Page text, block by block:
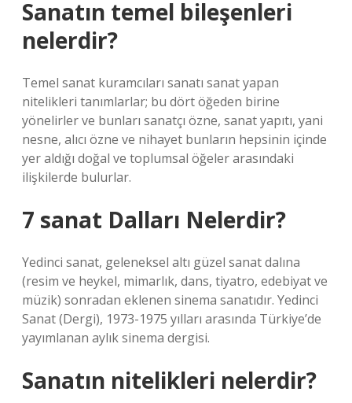
Sanatın temel bileşenleri
nelerdir?
Temel sanat kuramcıları sanatı sanat yapan
nitelikleri tanımlarlar; bu dört öğeden birine
yönelirler ve bunları sanatçı özne, sanat yapıtı, yani
nesne, alıcı özne ve nihayet bunların hepsinin içinde
yer aldığı doğal ve toplumsal öğeler arasındaki
ilişkilerde bulurlar.
7 sanat Dalları Nelerdir?
Yedinci sanat, geleneksel altı güzel sanat dalına
(resim ve heykel, mimarlık, dans, tiyatro, edebiyat ve
müzik) sonradan eklenen sinema sanatıdır. Yedinci
Sanat (Dergi), 1973-1975 yılları arasında Türkiye’de
yayımlanan aylık sinema dergisi.
Sanatın nitelikleri nelerdir?